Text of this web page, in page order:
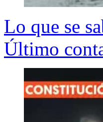
Lo que se
Último